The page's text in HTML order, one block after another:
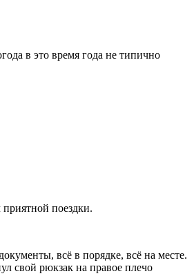
в это время года не типично
поездки.
всё в порядке, всё на месте.
свой рюкзак на правое плечо